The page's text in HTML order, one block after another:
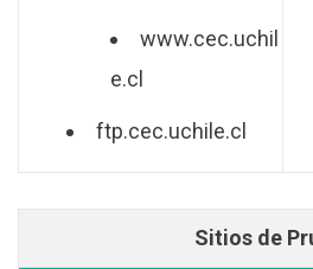
www.cec.uchil
e.cl
ftp.cec.uchile.cl
Sitios de